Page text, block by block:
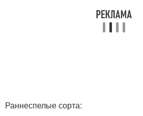
Раннеспелые сорта: